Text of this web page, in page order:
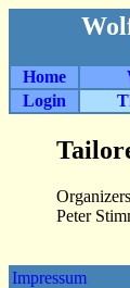
Home
Login
Peter
Impressum